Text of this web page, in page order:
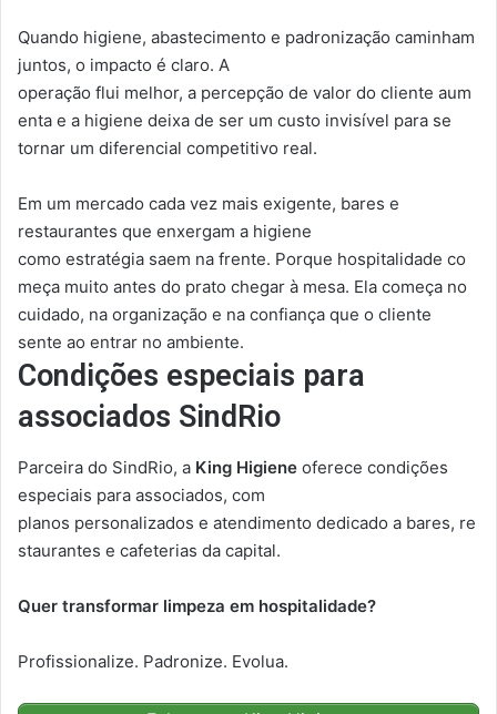
Quando higiene, abastecimento e padronização caminham
juntos, o impacto é claro. A
operação flui melhor, a percepção de valor do cliente aum
enta e a higiene deixa de ser um custo invisível para se
tornar um diferencial competitivo real.
Em um mercado cada vez mais exigente, bares e
restaurantes que enxergam a higiene
como estratégia saem na frente. Porque hospitalidade co
meça muito antes do prato chegar à mesa. Ela começa no
cuidado, na organização e na confiança que o cliente
sente ao entrar no ambiente.
Condições especiais para
associados SindRio
Parceira do SindRio, a King Higiene oferece condições
especiais para associados, com
planos personalizados e atendimento dedicado a bares, re
staurantes e cafeterias da capital.
Quer transformar limpeza em hospitalidade?
Profissionalize. Padronize. Evolua.